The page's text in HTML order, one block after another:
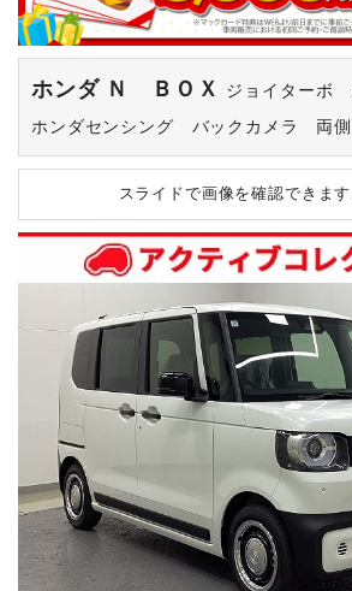
ホンダ Ｎ ＢＯＸ
ジョイターボ
ホンダセンシング バックカメラ 両側
スライドで画像を確認できま